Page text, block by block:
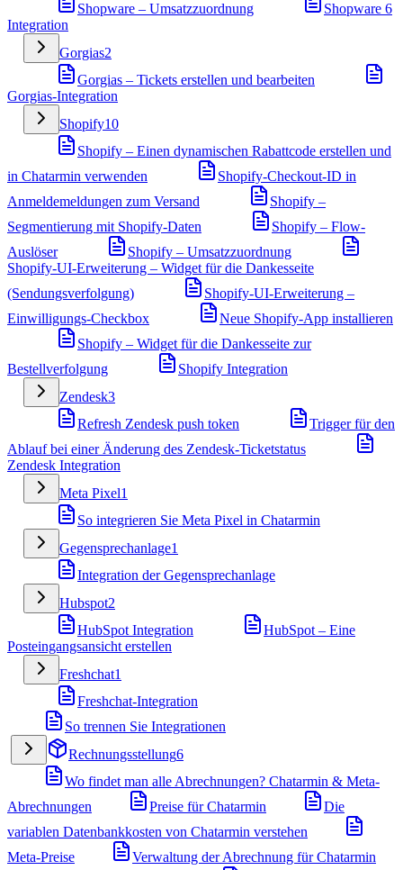
Shopware – Umsatzzuordnung
Shopware 6
Integration
Gorgias2
Gorgias – Tickets erstellen und bearbeiten
Gorgias-Integration
Shopify10
Shopify – Einen dynamischen Rabattcode erstellen und
in Chatarmin verwenden
Shopify-Checkout-ID in
Anmeldemeldungen zum Versand
Shopify –
Segmentierung mit Shopify-Daten
Shopify – Flow-
Auslöser
Shopify – Umsatzzuordnung
Shopify-UI-Erweiterung – Widget für die Dankesseite
(Sendungsverfolgung)
Shopify-UI-Erweiterung –
Einwilligungs-Checkbox
Neue Shopify-App installieren
Shopify – Widget für die Dankesseite zur
Bestellverfolgung
Shopify Integration
Zendesk3
Refresh Zendesk push token
Trigger für den
Ablauf bei einer Änderung des Zendesk-Ticketstatus
Zendesk Integration
Meta Pixel1
So integrieren Sie Meta Pixel in Chatarmin
Gegensprechanlage1
Integration der Gegensprechanlage
Hubspot2
HubSpot Integration
HubSpot – Eine
Posteingangsansicht erstellen
Freshchat1
Freshchat-Integration
So trennen Sie Integrationen
Rechnungsstellung6
Wo findet man alle Abrechnungen? Chatarmin & Meta-
Abrechnungen
Preise für Chatarmin
Die
variablen Datenbankkosten von Chatarmin verstehen
Meta-Preise
Verwaltung der Abrechnung für Chatarmin